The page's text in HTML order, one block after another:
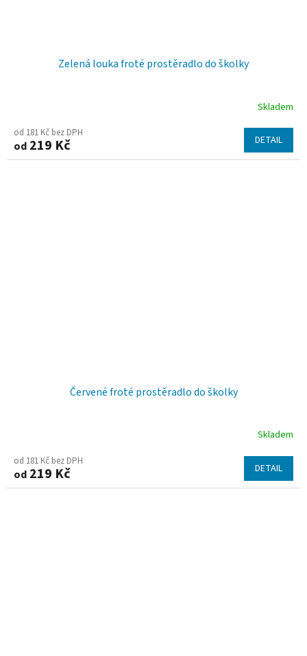
Zelená louka froté prostěradlo do školky
Skladem
od 181 Kč bez DPH
od 219 Kč DETAIL
Červené froté prostěradlo do školky
Skladem
od 181 Kč bez DPH
od 219 Kč DETAIL